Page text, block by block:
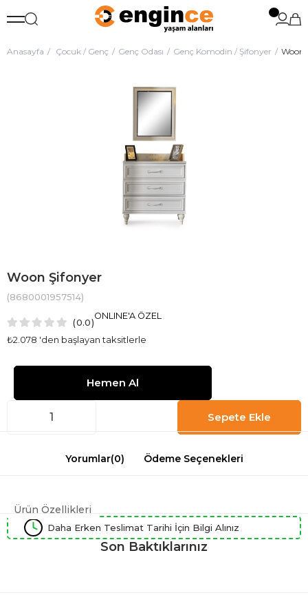
Anasayfa Çocuk / Genç Genç Odası Genç Komodin / Şifonyer Woon
Woon Şifonyer
(8680001957514)
0.0
₺2.078 'den başlayan taksitlerle
ONLINE'A ÖZEL
Yorumlar(0) Ödeme Seçenekleri
Ürün Özellikleri
Daha Erken Teslimat Tarihi İçin Bilgi Alınız
Son Baktıklarınız